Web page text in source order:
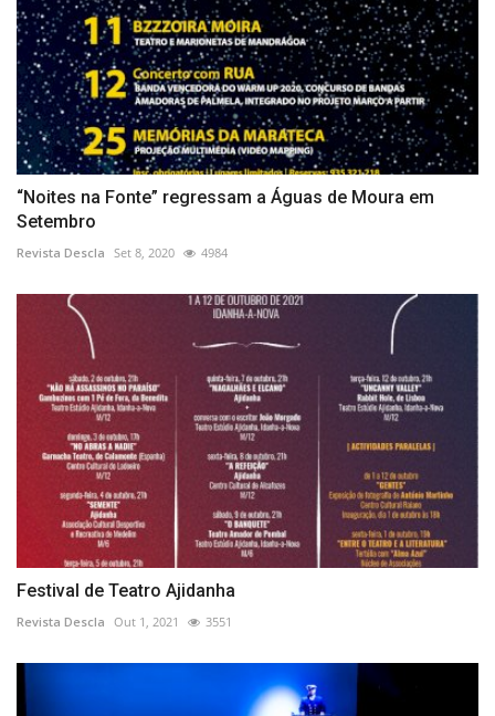
“Noites na Fonte” regressam a Águas de Moura em
Setembro
Revista Descla Set 8, 2020 4984
Festival de Teatro Ajidanha
Revista Descla Out 1, 2021 3551